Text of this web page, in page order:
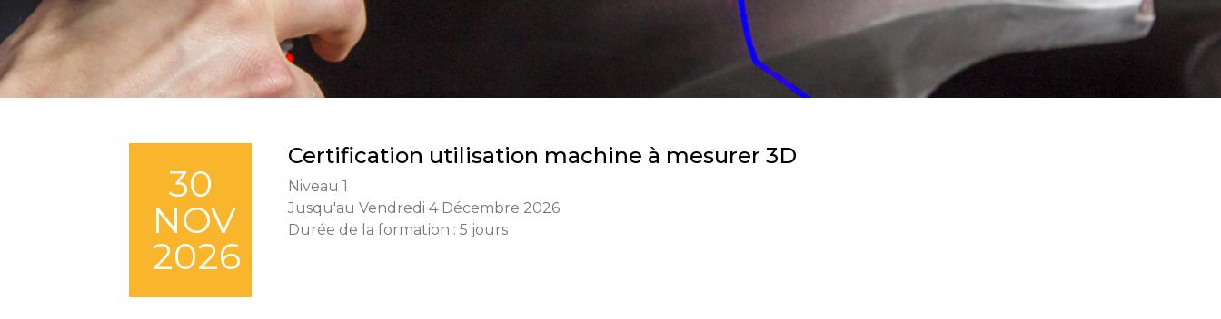
30
NOV
2026
Certification utilisation machine à mesurer 3D
Niveau 1
Jusqu'au Vendredi 4 Décembre 2026
Durée de la formation : 5 jours